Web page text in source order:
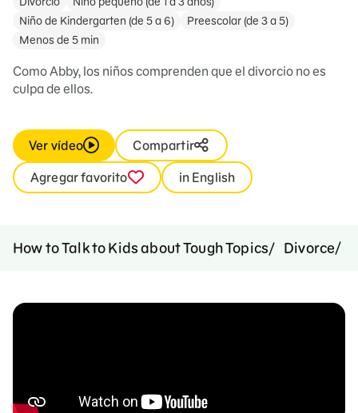
Niño de Kindergarten (de 5 a 6)
Preescolar (de 3 a 5)
Menos de 5 min
Como Abby, los niños comprenden que el divorcio no es
culpa de ellos.
Ver vídeo
Compartir
Agregar favorito
in English
How to Talk to Kids about Tough Topics Divorce